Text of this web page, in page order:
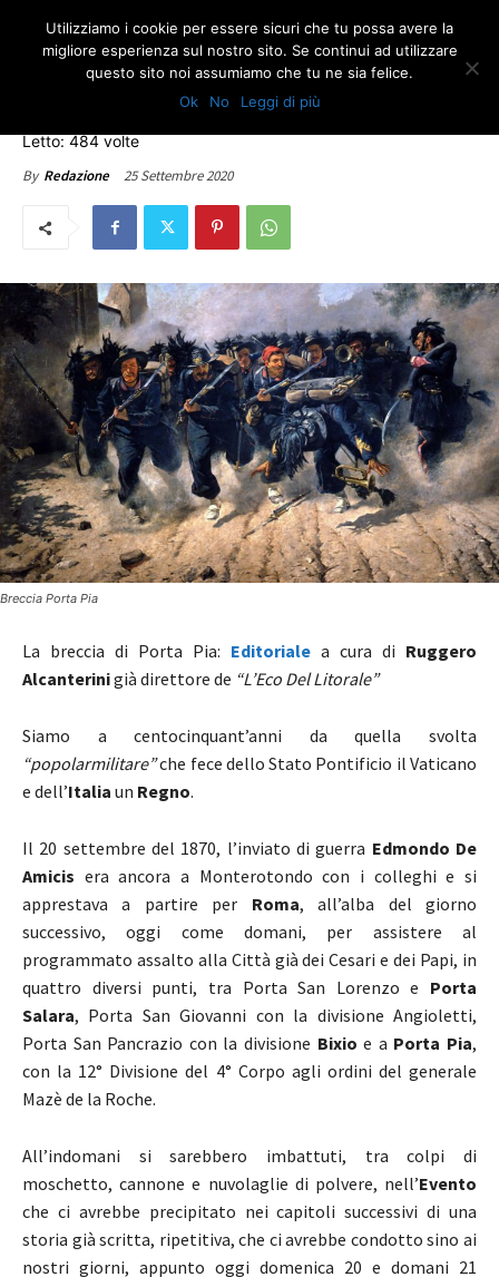
La breccia di Porta Pia
Letto: 484 volte
By Redazione 25 Settembre 2020
Breccia Porta Pia
La breccia di Porta Pia: Editoriale a cura di Ruggero
Alcanterinigià direttore de “L’Eco Del Litorale”
Siamo a centocinquant’anni da quella svolta
“popolarmilitare”che fece dello Stato Pontificio il Vaticano
e dell’Italia un Regno.
Il 20 settembre del 1870, l’inviato di guerra Edmondo De
Amicis era ancora a Monterotondo con i colleghi e si
apprestava a partire per Roma, all’alba del giorno
successivo, oggi come domani, per assistere al
programmato assalto alla Città già dei Cesari e dei Papi, in
quattro diversi punti, tra Porta San Lorenzo e Porta
Salara, Porta San Giovanni con la divisione Angioletti,
Porta San Pancrazio con la divisione Bixio e a Porta Pia,
con la 12° Divisione del 4° Corpo agli ordini del generale
Mazè de la Roche.
All’indomani si sarebbero imbattuti, tra colpi di
moschetto, cannone e nuvolaglie di polvere, nell’Evento
che ci avrebbe precipitato nei capitoli successivi di una
storia già scritta, ripetitiva, che ci avrebbe condotto sino ai
nostri giorni, appunto oggi domenica 20 e domani 21
Utilizziamo i cookie per essere sicuri che tu possa avere la
migliore esperienza sul nostro sito. Se continui ad utilizzare
questo sito noi assumiamo che tu ne sia felice.
Ok
No Leggi di più